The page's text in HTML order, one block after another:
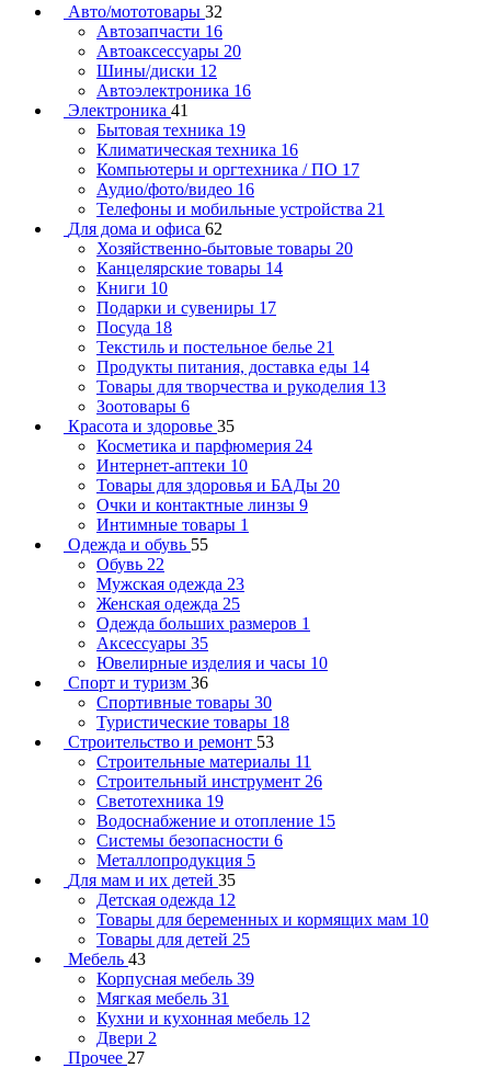
Авто/мототовары 32
Автозапчасти 16
Автоаксессуары 20
Шины/диски 12
Автоэлектроника 16
Электроника 41
Бытовая техника 19
Климатическая техника 16
Компьютеры и оргтехника / ПО 17
Аудио/фото/видео 16
Телефоны и мобильные устройства 21
Для дома и офиса 62
Хозяйственно-бытовые товары 20
Канцелярские товары 14
Книги 10
Подарки и сувениры 17
Посуда 18
Текстиль и постельное белье 21
Продукты питания, доставка еды 14
Товары для творчества и рукоделия 13
Зоотовары 6
Красота и здоровье 35
Косметика и парфюмерия 24
Интернет-аптеки 10
Товары для здоровья и БАДы 20
Очки и контактные линзы 9
Интимные товары 1
Одежда и обувь 55
Обувь 22
Мужская одежда 23
Женская одежда 25
Одежда больших размеров 1
Аксессуары 35
Ювелирные изделия и часы 10
Спорт и туризм 36
Спортивные товары 30
Туристические товары 18
Строительство и ремонт 53
Строительные материалы 11
Строительный инструмент 26
Светотехника 19
Водоснабжение и отопление 15
Системы безопасности 6
Металлопродукция 5
Для мам и их детей 35
Детская одежда 12
Товары для беременных и кормящих мам 10
Товары для детей 25
Мебель 43
Корпусная мебель 39
Мягкая мебель 31
Кухни и кухонная мебель 12
Двери 2
Прочее 27